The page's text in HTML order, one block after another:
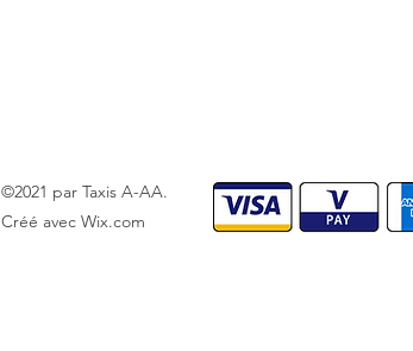
©2021 par Taxis A-AA.
Créé avec Wix.com